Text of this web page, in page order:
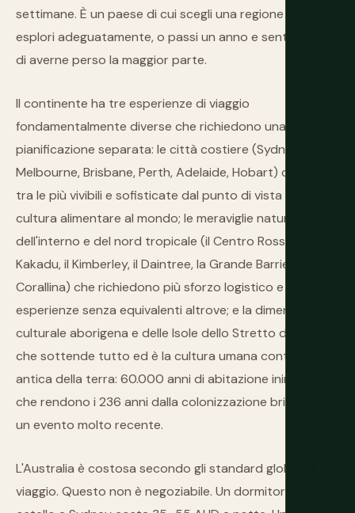
settimane. È un paese di cui scegli una regione ed
esplori adeguatamente, o passi un anno e senti ancora
di averne perso la maggior parte.
Il continente ha tre esperienze di viaggio
fondamentalmente diverse che richiedono una
pianificazione separata: le città costiere (Sydney,
Melbourne, Brisbane, Perth, Adelaide, Hobart) che sono
tra le più vivibili e sofisticate dal punto di vista della
cultura alimentare al mondo; le meraviglie naturali
dell'interno e del nord tropicale (il Centro Rosso,
Kakadu, il Kimberley, il Daintree, la Grande Barriera
Corallina) che richiedono più sforzo logistico e offrono
esperienze senza equivalenti altrove; e la dimensione
culturale aborigena e delle Isole dello Stretto di Torres
che sottende tutto ed è la cultura umana continua più
antica della terra: 60.000 anni di abitazione ininterrotta
che rendono i 236 anni dalla colonizzazione britannica
un evento molto recente.
L'Australia è costosa secondo gli standard globali di
viaggio. Questo non è negoziabile. Un dormitorio in